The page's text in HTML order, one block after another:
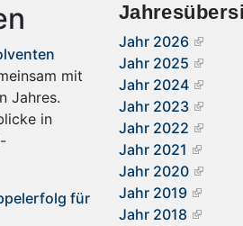
mit
Jahres.
in
für
Jahr 2026
Jahr 2025
Jahr 2024
Jahr 2023
Jahr 2022
Jahr 2021
Jahr 2020
Jahr 2019
Jahr 2018